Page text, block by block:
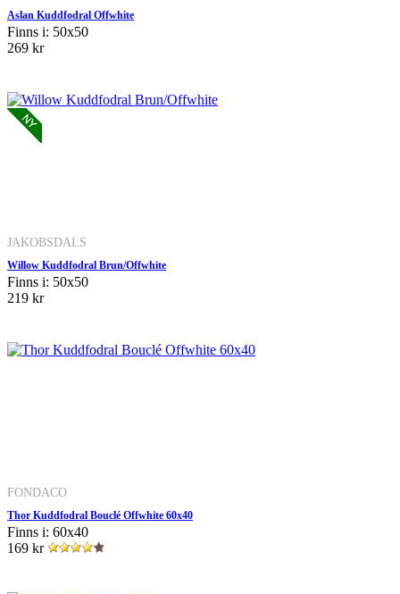
Aslan Kuddfodral Offwhite
Finns i: 50x50
269 kr
JAKOBSDALS
Willow Kuddfodral Brun/Offwhite
Finns i: 50x50
219 kr
FONDACO
Thor Kuddfodral Bouclé Offwhite 60x40
Finns i: 60x40
169 kr